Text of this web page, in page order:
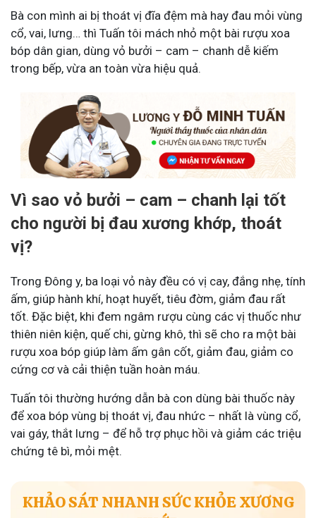
Bà con mình ai bị thoát vị đĩa đệm mà hay đau mỏi vùng
cổ, vai, lưng… thì Tuấn tôi mách nhỏ một bài rượu xoa
bóp dân gian, dùng vỏ bưởi – cam – chanh dễ kiếm
trong bếp, vừa an toàn vừa hiệu quả.
Vì sao vỏ bưởi – cam – chanh lại tốt
cho người bị đau xương khớp, thoát
vị?
Trong Đông y, ba loại vỏ này đều có vị cay, đắng nhẹ, tính
ấm, giúp hành khí, hoạt huyết, tiêu đờm, giảm đau rất
tốt. Đặc biệt, khi đem ngâm rượu cùng các vị thuốc như
thiên niên kiện, quế chi, gừng khô, thì sẽ cho ra một bài
rượu xoa bóp giúp làm ấm gân cốt, giảm đau, giảm co
cứng cơ và cải thiện tuần hoàn máu.
Tuấn tôi thường hướng dẫn bà con dùng bài thuốc này
để xoa bóp vùng bị thoát vị, đau nhức – nhất là vùng cổ,
vai gáy, thắt lưng – để hỗ trợ phục hồi và giảm các triệu
chứng tê bì, mỏi mệt.
KHẢO SÁT NHANH SỨC KHỎE XƯƠNG